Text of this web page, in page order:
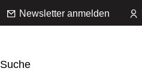
Newsletter anmelden
Suche